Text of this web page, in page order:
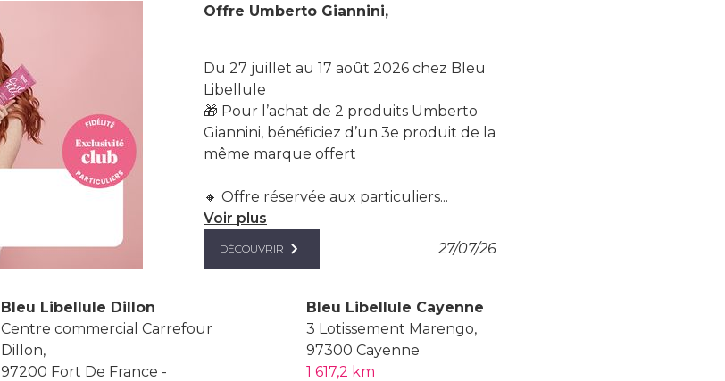
Offre Umberto Giannini,
Du 27 juillet au 17 août 2026 chez Bleu
Libellule
🎁 Pour l’achat de 2 produits Umberto
Giannini, bénéficiez d’un 3e produit de la
même marque offert
🔸 Offre réservée aux particuliers...
Voir plus
DÉCOUVRIR 27/07/26
Bleu Libellule Dillon
Centre commercial Carrefour
Dillon,
97200 Fort De France -
Bleu Libellule Cayenne
3 Lotissement Marengo,
97300 Cayenne
1 617,2 km